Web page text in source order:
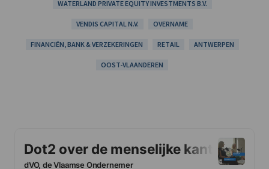
WATERLAND PRIVATE EQUITY INVESTMENTS B.V.
VENDIS CAPITAL N.V. OVERNAME
FINANCIËN, BANK & VERZEKERINGEN RETAIL ANTWERPEN
OOST-VLAANDEREN